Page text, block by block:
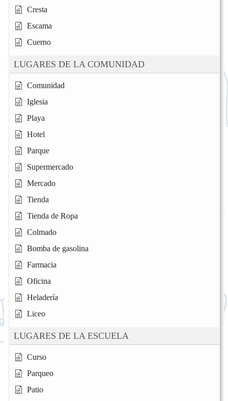
Cresta
Escama
Cuerno
LUGARES DE LA COMUNIDAD
Comunidad
Iglesia
Playa
Hotel
Parque
Supermercado
Mercado
Tienda
Tienda de Ropa
Colmado
Bomba de gasolina
Farmacia
Oficina
Heladería
Liceo
LUGARES DE LA ESCUELA
Curso
Parqueo
Patio